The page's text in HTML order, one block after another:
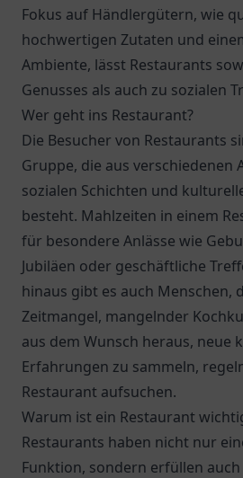
Fokus auf Händlergütern, wie
hochwertigen Zutaten und
Ambiente, lässt Restaurants
Genusses als auch zu sozialen
Wer geht ins Restaurant?
Die Besucher von Restaurants
Gruppe, die aus verschiedenen
sozialen Schichten und
besteht. Mahlzeiten in einem
für besondere Anlässe wie
Jubiläen oder geschäftliche
hinaus gibt es auch Menschen,
Zeitmangel, mangelnder
aus dem Wunsch heraus, neue
Erfahrungen zu sammeln,
Restaurant aufsuchen.
Warum ist ein Restaurant
Restaurants haben nicht nur
Funktion, sondern erfüllen